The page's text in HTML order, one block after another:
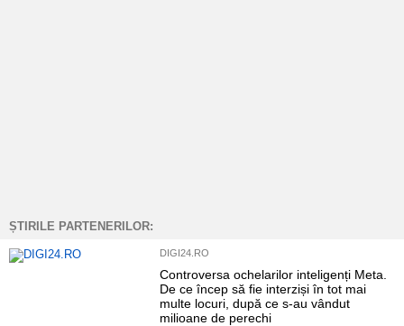
ȘTIRILE PARTENERILOR:
DIGI24.RO
Controversa ochelarilor inteligenți Meta.
De ce încep să fie interziși în tot mai
multe locuri, după ce s-au vândut
milioane de perechi